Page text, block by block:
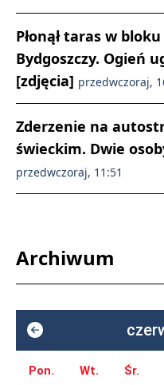
Płonął taras w
Bydgoszczy. Ogień
[zdjęcia] przedwczoraj,
Zderzenie na
świeckim. Dwie
przedwczoraj, 11:51
Archiwum
Pon. Wt. Śr.